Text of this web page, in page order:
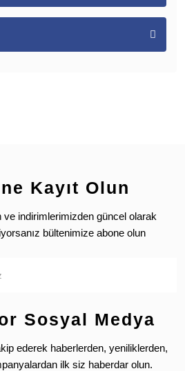
Kayıt Olun
ve indirimlerimizden güncel olarak
bültenimize abone olun
Sosyal Medya
ederek haberlerden, yeniliklerden,
ilk siz haberdar olun.